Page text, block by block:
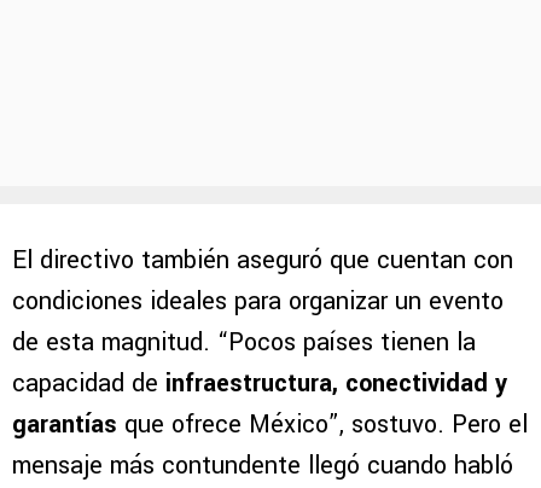
El directivo también aseguró que cuentan con
condiciones ideales para organizar un evento
de esta magnitud. “Pocos países tienen la
capacidad de infraestructura, conectividad y
garantías que ofrece México”, sostuvo. Pero el
mensaje más contundente llegó cuando habló